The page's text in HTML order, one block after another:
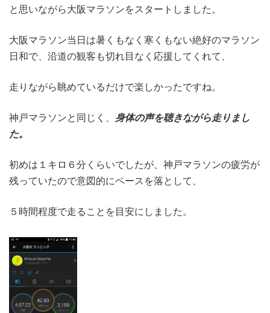
と思いながら大阪マラソンをスタートしました。
大阪マラソン当日は暑くもなく寒くもない絶好のマラソン
日和で、沿道の観客も切れ目なく応援してくれて、
走りながら眺めているだけで楽しかったですね。
神戸マラソンと同じく、 身体の声を聴きながら走りまし
た。
初めは１キロ６分くらいでしたが、神戸マラソンの疲労が
残っていたので意図的にペースを落として、
５時間程度で走ることを目安にしました。